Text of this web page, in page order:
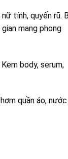
tính, quyến rũ.
mang phong
body, serum,
quần áo, nước